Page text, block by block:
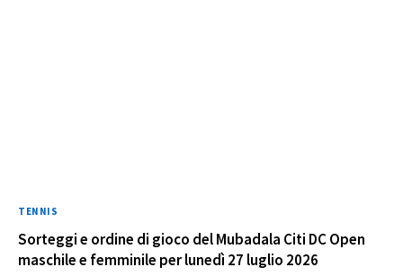
TENNIS
Sorteggi e ordine di gioco del Mubadala Citi DC Open
maschile e femminile per lunedì 27 luglio 2026